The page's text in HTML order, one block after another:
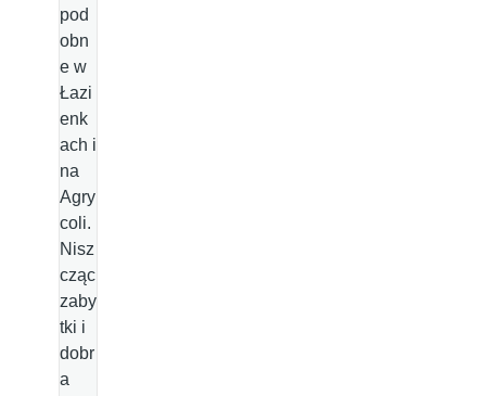
pod
obn
e w
Łazi
enk
ach i
na
Agry
coli.
Nisz
cząc
zaby
tki i
dobr
a